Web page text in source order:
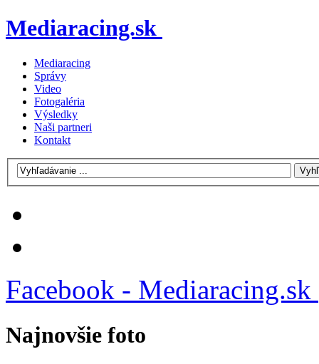
Mediaracing.sk
Mediaracing
Správy
Video
Fotogaléria
Výsledky
Naši partneri
Kontakt
Facebook - Mediaracing.sk
Najnovšie foto